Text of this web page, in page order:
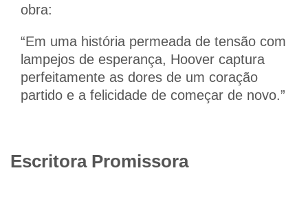
obra:
“Em uma história permeada de tensão com
lampejos de esperança, Hoover captura
perfeitamente as dores de um coração
partido e a felicidade de começar de novo.”
Escritora Promissora